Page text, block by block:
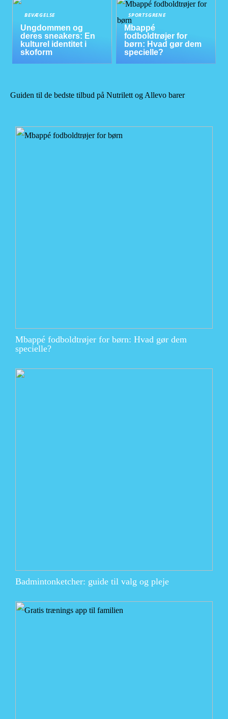
BEVÆGELSE
Ungdommen og
deres sneakers: En
kulturel identitet i
skoform
SPORTSGRENE
Mbappé
fodboldtrøjer for
børn: Hvad gør dem
specielle?
Guiden til de bedste tilbud på Nutrilett og Allevo barer
Mbappé fodboldtrøjer for børn: Hvad gør dem
specielle?
Badmintonketcher: guide til valg og pleje